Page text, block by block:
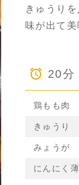
きゅうり
味が出て美
20分
鶏もも肉
きゅうり
みょうが
にんにく